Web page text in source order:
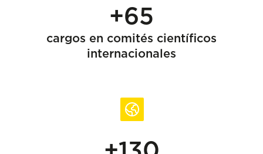
+65
cargos en comités científicos
internacionales